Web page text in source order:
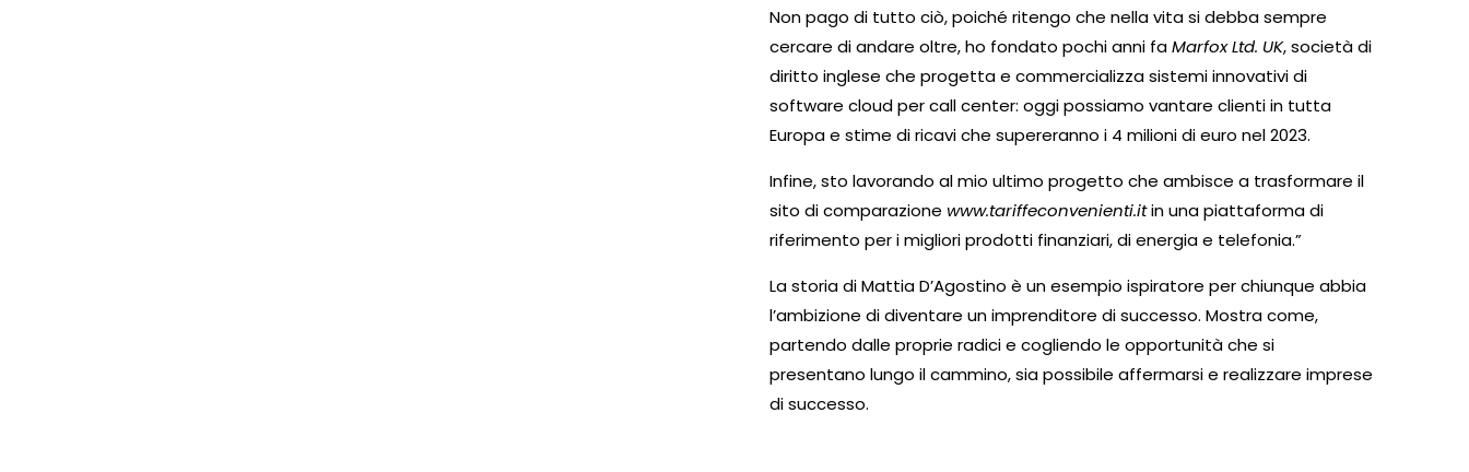
Non pago di tutto ciò, poiché ritengo che nella vita si debba sempre
cercare di andare oltre, ho fondato pochi anni faMarfox Ltd. UK, società di
diritto inglese che progetta e commercializza sistemi innovativi di
software cloud per call center: oggi possiamo vantare clienti in tutta
Europa e stime di ricavi che supereranno i 4 milioni di euro nel 2023.
Infine, sto lavorando al mio ultimo progetto che ambisce a trasformare il
sito di comparazione www.tariffeconvenienti.itin una piattaforma di
riferimento per i migliori prodotti finanziari, di energia e telefonia.”
La storia di Mattia D’Agostino è un esempio ispiratore per chiunque abbia
l’ambizione di diventare un imprenditore di successo. Mostra come,
partendo dalle proprie radici e cogliendo le opportunità che si
presentano lungo il cammino, sia possibile affermarsi e realizzare imprese
di successo.